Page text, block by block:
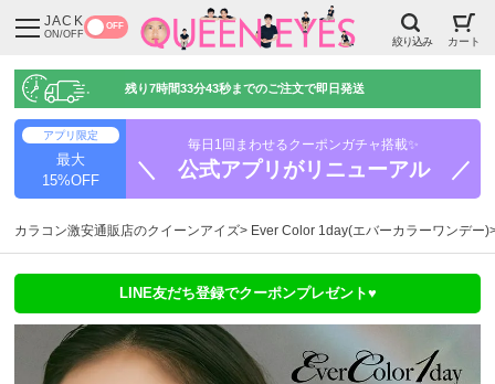
JACK
ON/OFF
OFF
絞り込み カート
残り7時間33分42秒までのご注文で即日発送
アプリ限定
最大
15%OFF
毎日1回まわせるクーポンガチャ搭載✨
＼ 公式アプリがリニューアル ／
カラコン激安通販店のクイーンアイズ Ever Color 1day(エバーカラーワンデー)
LINE友だち登録でクーポンプレゼント♥